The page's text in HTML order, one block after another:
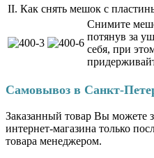
II. Как снять мешок с
Снимите
потянув за
себя, при
Самовывоз в Санкт-
Заказанный товар Вы можете
интернет-магазина только
товара менеджером.